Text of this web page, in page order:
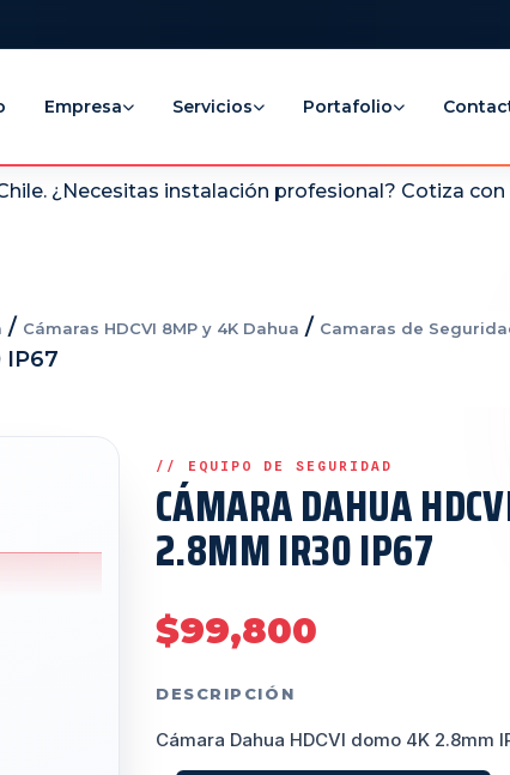
Empresa Servicios Portafolio
¿Necesitas instalación profesional? Cotiza
/ Cámaras HDCVI 8MP y 4K Dahua / Camaras de
IP67
CÁMARA DAHUA
2.8MM IR30 IP67
$99,800
DESCRIPCIÓN
Cámara Dahua HDCVI domo 4K 2.8mm